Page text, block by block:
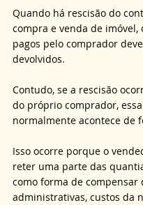
Quando há rescisão do
compra e venda de imóvel,
pagos pelo comprador
devolvidos.
Contudo, se a rescisão
do próprio comprador,
normalmente acontece de
Isso ocorre porque o
reter uma parte das
como forma de compensar
administrativas, custos da